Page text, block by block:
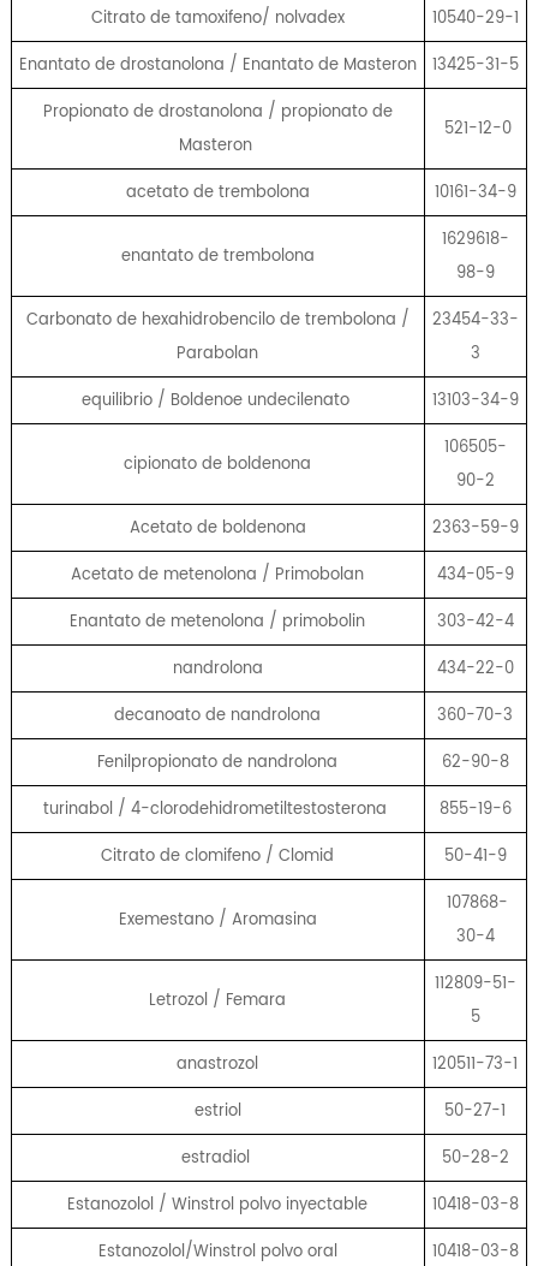
Citrato de tamoxifeno/ nolvadex
10540-29-1
Enantato de drostanolona / Enantato de Masteron 13425-31-5
Propionato de drostanolona / propionato de
Masteron
521-12-0
acetato de trembolona 10161-34-9
enantato de trembolona
1629618-
98-9
Carbonato de hexahidrobencilo de trembolona /
Parabolan
23454-33-
3
equilibrio / Boldenoe undecilenato
13103-34-9
cipionato de boldenona
106505-
90-2
Acetato de boldenona
2363-59-9
Acetato de metenolona / Primobolan
434-05-9
Enantato de metenolona / primobolin
303-42-4
nandrolona
434-22-0
decanoato de nandrolona
360-70-3
Fenilpropionato de nandrolona
62-90-8
turinabol / 4-clorodehidrometiltestosterona
855-19-6
Citrato de clomifeno / Clomid
50-41-9
Exemestano / Aromasina
107868-
30-4
Letrozol / Femara
112809-51-
5
anastrozol
120511-73-1
estriol
50-27-1
estradiol
50-28-2
Estanozolol / Winstrol polvo inyectable
10418-03-8
Estanozolol/Winstrol polvo oral
10418-03-8